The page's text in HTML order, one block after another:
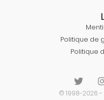
Politique de
Politique
© 1998-2026